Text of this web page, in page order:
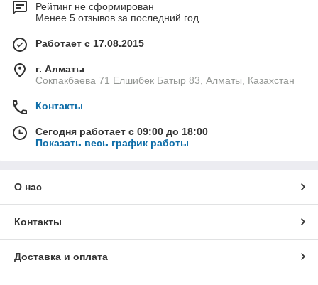
Рейтинг не сформирован
Менее 5 отзывов за последний год
Работает с 17.08.2015
г. Алматы
Сокпакбаева 71 Елшибек Батыр 83, Алматы, Казахстан
Контакты
Сегодня работает с 09:00 до 18:00
Показать весь график работы
О нас
Контакты
Доставка и оплата